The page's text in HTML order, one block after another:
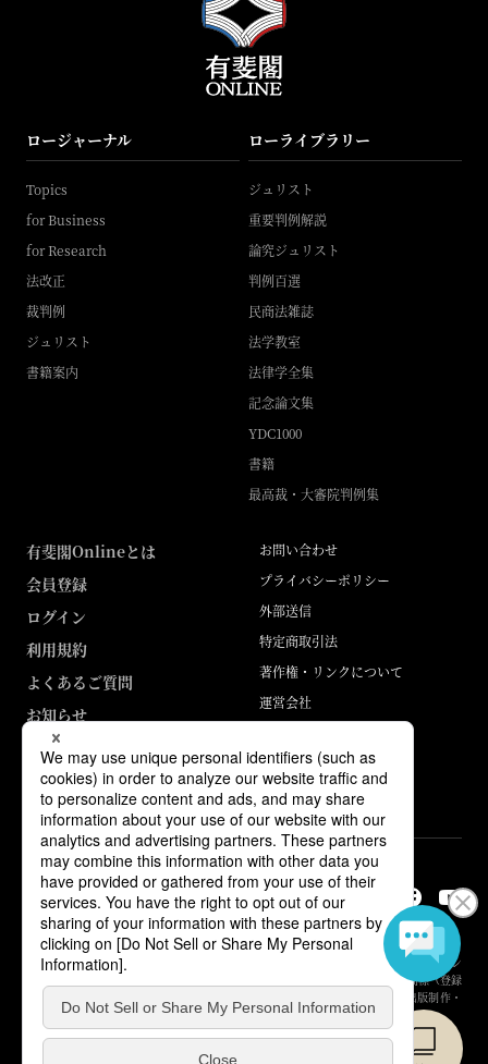
ロージャーナル
Topics
for Business
for Research
法改正
裁判例
ジュリスト
書籍案内
ローライブラリー
ジュリスト
重要判例解説
論究ジュリスト
判例百選
民商法雑誌
法学教室
法律学全集
記念論文集
YDC1000
書籍
最高裁・大審院判例集
有斐閣Onlineとは
会員登録
ログイン
利用規約
よくあるご質問
お知らせ
お問い合わせ
プライバシーポリシー
外部送信
特定商取引法
著作権・リンクについて
運営会社
ABJマークは、この電子書店・電子書籍配信サービスが、著作権者からコン
テンツ使用許諾を得た正規版配信サービスであることを示す登録商標（登録
番号 第6091713号）です。詳しくは［ABJマーク］または［電子出版制作・
流通協議会］で検索してください。